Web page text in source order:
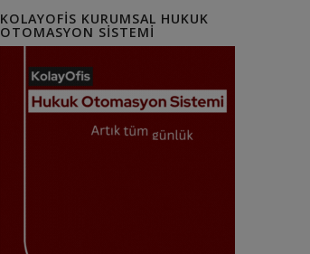
KOLAYOFIS KURUMSAL HUKUK
OTOMASYON SISTEMI